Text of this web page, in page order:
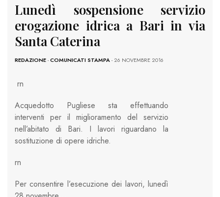
Lunedì sospensione servizio
erogazione idrica a Bari in via
Santa Caterina
REDAZIONE-COMUNICATI STAMPA- 26 NOVEMBRE 2016
rn
Acquedotto Pugliese sta effettuando
interventi per il miglioramento del servizio
nell’abitato di Bari. I lavori riguardano la
sostituzione di opere idriche.
rn
Per consentire l’esecuzione dei lavori, lunedì